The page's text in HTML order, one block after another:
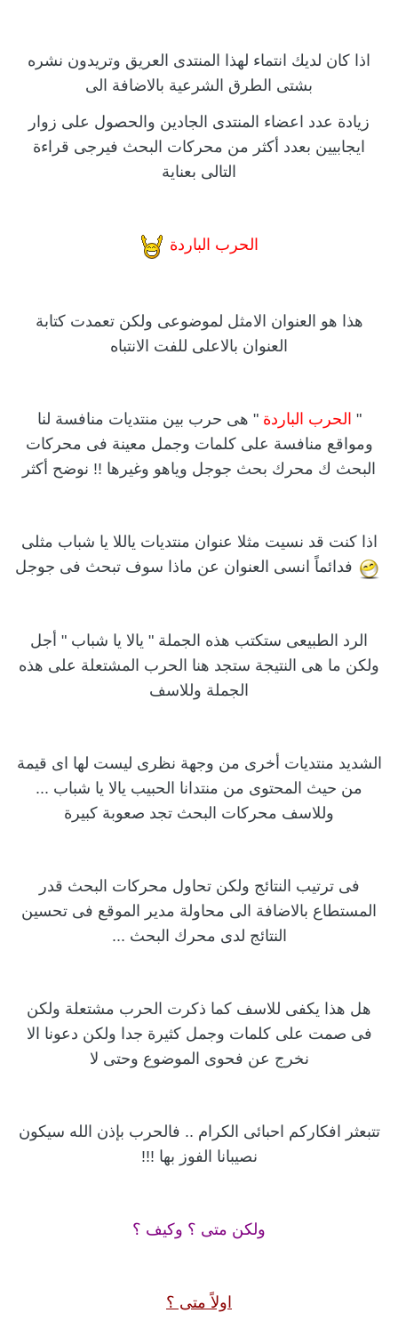
اذا كان لديك انتماء لهذا المنتدى العريق وتريدون نشره
بشتى الطرق الشرعية بالاضافة الى
زيادة عدد اعضاء المنتدى الجادين والحصول على زوار
ايجابيين بعدد أكثر من محركات البحث فيرجى قراءة
التالى بعناية
الحرب الباردة
هذا هو العنوان الامثل لموضوعى ولكن تعمدت كتابة
العنوان بالاعلى للفت الانتباه
" الحرب الباردة" هى حرب بين منتديات منافسة لنا
ومواقع منافسة على كلمات وجمل معينة فى محركات
البحث ك محرك بحث جوجل وياهو وغيرها !! نوضح أكثر
اذا كنت قد نسيت مثلا عنوان منتديات ياللا يا شباب مثلى
فدائماً انسى العنوان عن ماذا سوف تبحث فى جوجل
الرد الطبيعى ستكتب هذه الجملة " يالا يا شباب " أجل
ولكن ما هى النتيجة ستجد هنا الحرب المشتعلة على هذه
الجملة وللاسف
الشديد منتديات أخرى من وجهة نظرى ليست لها اى قيمة
من حيث المحتوى من منتدانا الحبيب يالا يا شباب ...
وللاسف محركات البحث تجد صعوبة كبيرة
فى ترتيب النتائج ولكن تحاول محركات البحث قدر
المستطاع بالاضافة الى محاولة مدير الموقع فى تحسين
النتائج لدى محرك البحث ...
هل هذا يكفى للاسف كما ذكرت الحرب مشتعلة ولكن
فى صمت على كلمات وجمل كثيرة جدا ولكن دعونا الا
نخرج عن فحوى الموضوع وحتى لا
تتبعثر افكاركم احبائى الكرام .. فالحرب بإذن الله سيكون
نصيبانا الفوز بها !!!
ولكن متى ؟ وكيف ؟
اولاً متى ؟